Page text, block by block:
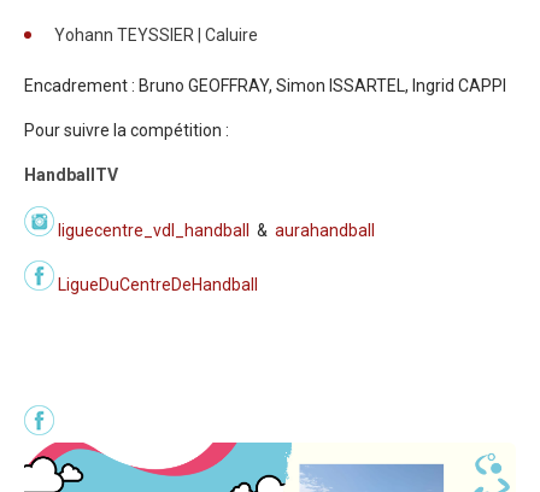
Yohann TEYSSIER | Caluire
Encadrement : Bruno GEOFFRAY, Simon ISSARTEL, Ingrid CAPPI
Pour suivre la compétition :
HandballTV
liguecentre_vdl_handball & aurahandball
LigueDuCentreDeHandball